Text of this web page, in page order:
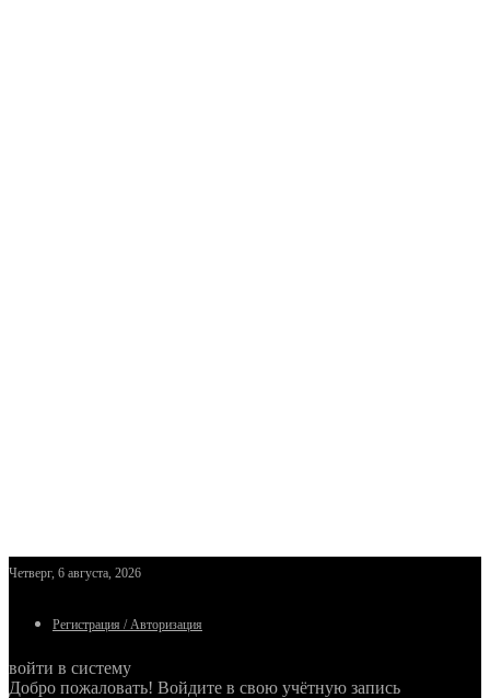
Четверг, 6 августа, 2026
Регистрация / Авторизация
войти в систему
Добро пожаловать! Войдите в свою учётную запись